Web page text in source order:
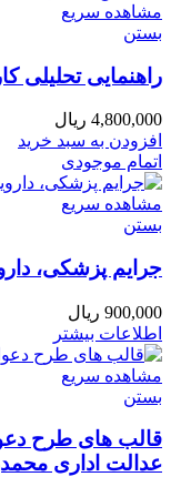
مشاهده سریع
بستن
راهنمایی تحليلی
4,800,000 ریال
افزودن به سبد خرید
اتمام موجودی
مشاهده سریع
بستن
جرایم پزشکی،
900,000 ریال
اطلاعات بیشتر
مشاهده سریع
بستن
قالب های طرح
عدالت اداری